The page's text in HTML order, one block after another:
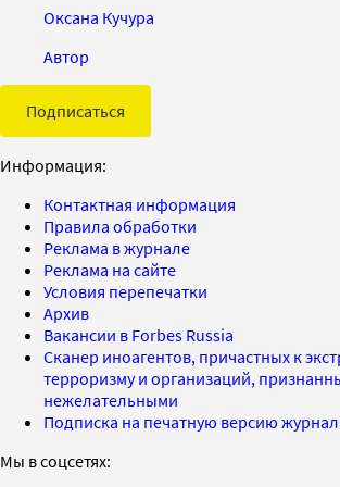
Оксана Кучура
Автор
Подписаться
Информация:
Контактная информация
Правила обработки
Реклама в журнале
Реклама на сайте
Условия перепечатки
Архив
Вакансии в Forbes Russia
Сканер иноагентов, причастных к
терроризму и организаций,
нежелательными
Подписка на печатную версию
Мы в соцсетях: